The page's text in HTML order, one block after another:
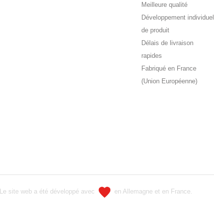
Meilleure qualité
Développement individuel
de produit
Délais de livraison
rapides
Fabriqué en France
(Union Européenne)
Le site web a été développé avec en Allemagne et en France.